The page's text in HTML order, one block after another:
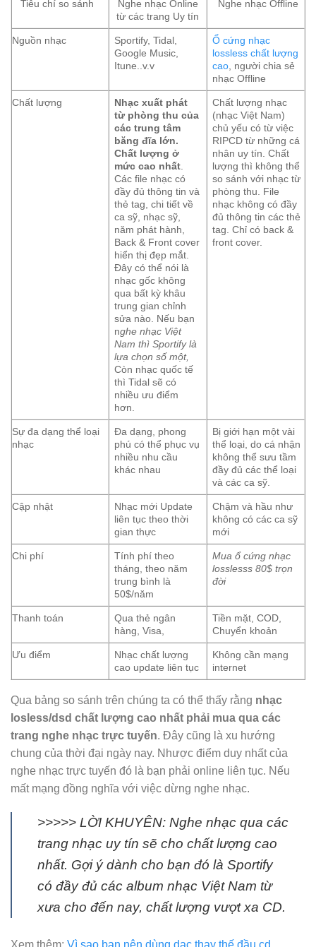
Tiêu chí so sánh
Nghe nhạc Online
từ các trang Uy tín
Nghe nhạc Offline
Nguồn nhạc
Sportify, Tidal,
Google Music,
Itune..v.v
Ổ cứng nhạc
lossless chất lượng
cao, người chia sẻ
nhạc Offline
Chất lượng
Nhạc xuất phát
từ phòng thu của
các trung tâm
băng đĩa lớn.
Chất lượng ở
mức cao nhất.
Các file nhạc có
đầy đủ thông tin và
thẻ tag, chi tiết về
ca sỹ, nhạc sỹ,
năm phát hành,
Back & Front cover
hiển thị đẹp mắt.
Đây có thể nói là
nhạc gốc không
qua bất kỳ khâu
trung gian chỉnh
sửa nào. Nếu bạn
nghe nhạc Việt
Nam thì Sportify là
lựa chọn số một,
Còn nhạc quốc tế
thì Tidal sẽ có
nhiều ưu điểm
hơn.
Chất lượng nhạc
(nhạc Việt Nam)
chủ yếu có từ việc
RIPCD từ những cá
nhân uy tín. Chất
lượng thì không thể
so sánh với nhạc từ
phòng thu. File
nhạc không có đầy
đủ thông tin các thẻ
tag. Chỉ có back &
front cover.
Sự đa dạng thể loại
nhạc
Đa dạng, phong
phú có thể phục vụ
nhiều nhu cầu
khác nhau
Bị giới hạn một vài
thể loại, do cá nhận
không thể sưu tầm
đầy đủ các thể loại
và các ca sỹ.
Cập nhật
Nhạc mới Update
liên tục theo thời
gian thực
Chậm và hầu như
không có các ca sỹ
mới
Chi phí
Tính phí theo
tháng, theo năm
trung bình là
50$/năm
Mua ổ cứng nhạc
losslesss 80$ trọn
đời
Thanh toán
Qua thẻ ngân
hàng, Visa,
Tiền mặt, COD,
Chuyển khoản
Ưu điểm
Nhạc chất lượng
cao update liên tục
Không cần mạng
internet
Qua bảng so sánh trên chúng ta có thể thấy rằng nhạc
losless/dsd chất lượng cao nhất phải mua qua các
trang nghe nhạc trực tuyến. Đây cũng là xu hướng
chung của thời đại ngày nay. Nhược điểm duy nhất của
nghe nhạc trực tuyến đó là bạn phải online liên tục. Nếu
mất mạng đồng nghĩa với việc dừng nghe nhạc.
>>>>> LỜI KHUYÊN: Nghe nhạc qua các
trang nhạc uy tín sẽ cho chất lượng cao
nhất. Gợi ý dành cho bạn đó là Sportify
có đầy đủ các album nhạc Việt Nam từ
xưa cho đến nay, chất lượng vượt xa CD.